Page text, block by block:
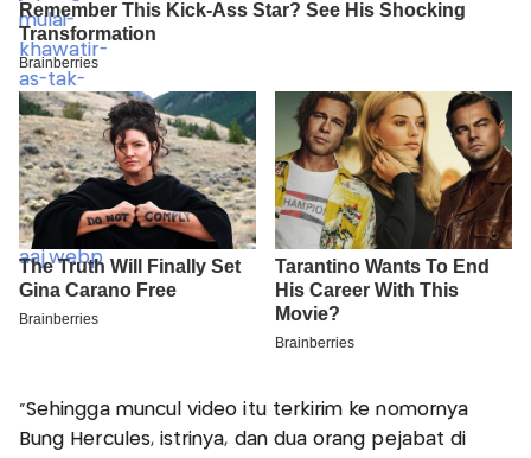
"Sehingga muncul video itu terkirim ke nomornya
Bung Hercules, istrinya, dan dua orang pejabat di